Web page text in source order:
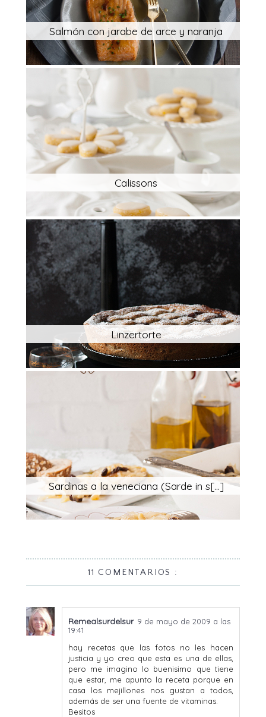
Salmón con jarabe de arce y naranja
Calissons
Linzertorte
Sardinas a la veneciana (Sarde in s[...]
11 COMENTARIOS :
Remealsurdelsur 9 de mayo de 2009 a las
19:41
hay recetas que las fotos no les hacen
justicia y yo creo que esta es una de ellas,
pero me imagino lo buenisimo que tiene
que estar, me apunto la receta porque en
casa los mejillones nos gustan a todos,
además de ser una fuente de vitaminas.
Besitos